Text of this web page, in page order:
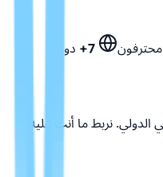
محترفون 7+ دول
الدولي. نربط ما أنت عليه